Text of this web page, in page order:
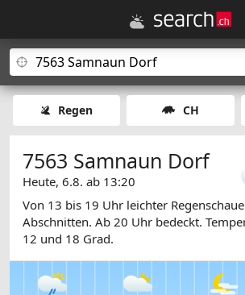
Regen CH
7563 Samnaun Dorf
Heute, 6.8. ab 13:20
Von 13 bis 19 Uhr leichter
Abschnitten. Ab 20 Uhr bedeckt.
12 und 18 Grad.